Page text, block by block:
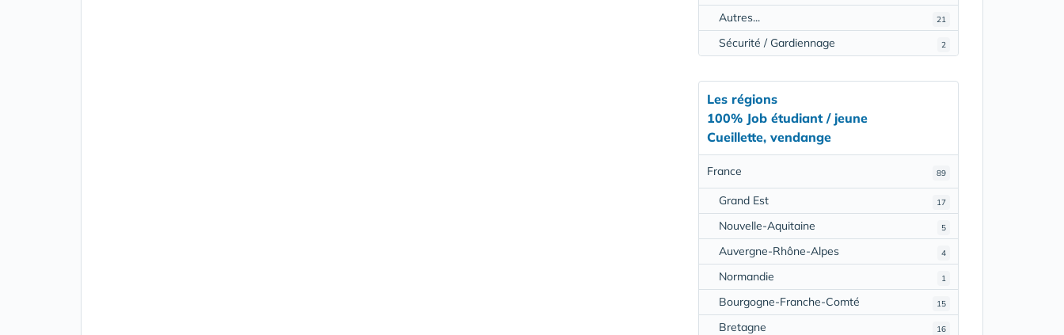
21
Autres...
2
Sécurité / Gardiennage
Les régions
100% Job étudiant / jeune
Cueillette, vendange
89
France
17
Grand Est
5
Nouvelle-Aquitaine
4
Auvergne-Rhône-Alpes
1
Normandie
15
Bourgogne-Franche-Comté
16
Bretagne